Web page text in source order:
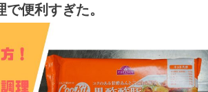
で便利すぎた。